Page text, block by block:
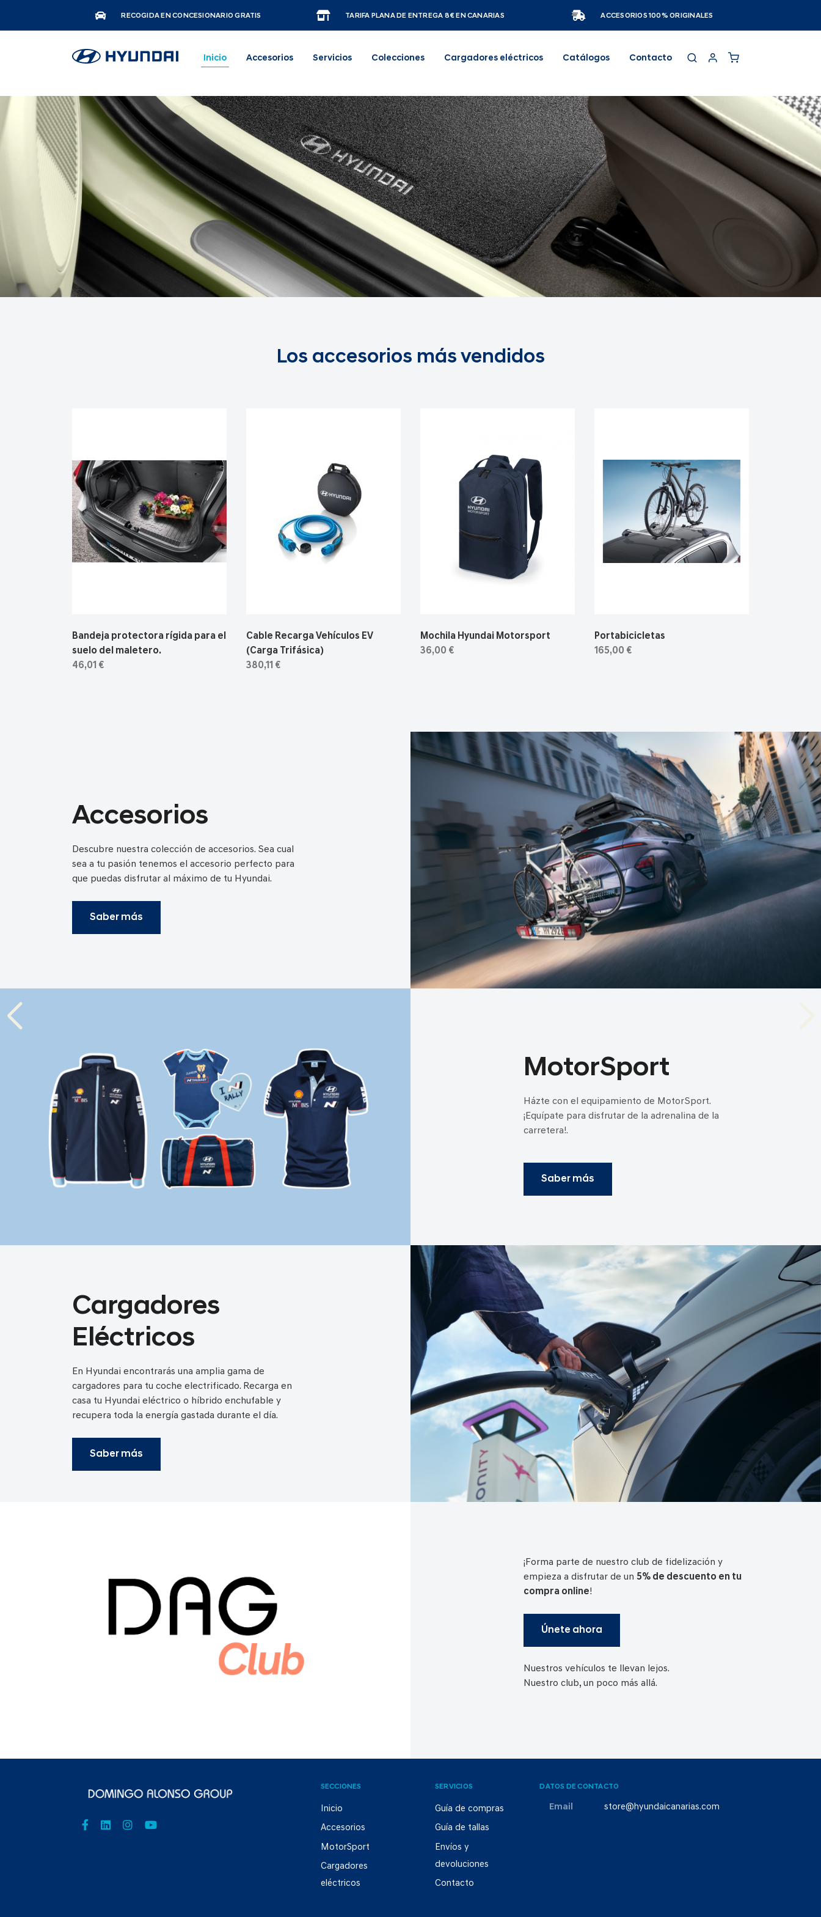
RECOGIDA EN CONCESIONARIO GRATIS TARIFA PLANA DE ENTREGA 8€ EN CANARIAS ACCESORIOS 100% ORIGINALES
Inicio Accesorios Servicios Colecciones Cargadores eléctricos Catálogos Contacto
Los accesorios más vendidos
Bandeja protectora rígida para el
suelo del maletero.
46,01 €
Cable Recarga Vehículos EV
(Carga Trifásica)
380,11 €
Mochila Hyundai Motorsport
36,00 €
Portabicicletas
165,00 €
Accesorios
Descubre nuestra colección de accesorios. Sea cual
sea a tu pasión tenemos el accesorio perfecto para
que puedas disfrutar al máximo de tu Hyundai.
Saber más
MotorSport
Házte con el equipamiento de MotorSport.
¡Equípate para disfrutar de la adrenalina de la
carretera!.
Saber más
Cargadores
Eléctricos
En Hyundai encontrarás una amplia gama de
cargadores para tu coche electrificado. Recarga en
casa tu Hyundai eléctrico o híbrido enchufable y
recupera toda la energía gastada durante el día.
Saber más
¡Forma parte de nuestro club de fidelización y
empieza a disfrutar de un 5% de descuento en tu
compra online!
Únete ahora
Nuestros vehículos te llevan lejos.
Nuestro club, un poco más allá.
SECCIONES
Inicio
Accesorios
MotorSport
Cargadores
eléctricos
SERVICIOS
Guía de compras
Guía de tallas
Envíos y
devoluciones
Contacto
DATOS DE CONTACTO
Email store@hyundaicanarias.com